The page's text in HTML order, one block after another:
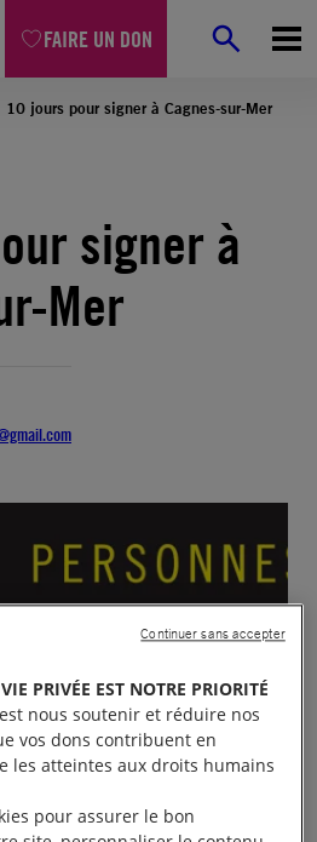
FAIRE UN DON
10 jours pour signer à Cagnes-sur-Mer
signer à
Mer
PRIVÉE EST NOTRE PRIORITÉ
nous soutenir et réduire nos
vos dons contribuent en
les atteintes aux droits humains
pour assurer le bon
Continuer sans accepter